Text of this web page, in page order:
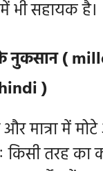
भी सहायक है।
नुकसान (
)
मात्रा में
किसी तरह का